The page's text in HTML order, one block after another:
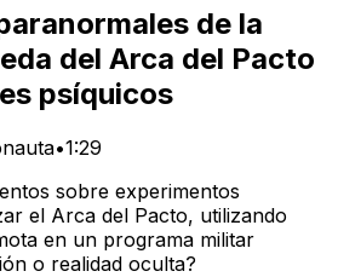
de la
del Arca del Pacto
psíquicos
•1:29
sobre experimentos
el Arca del Pacto, utilizando
en un programa militar
o realidad oculta?